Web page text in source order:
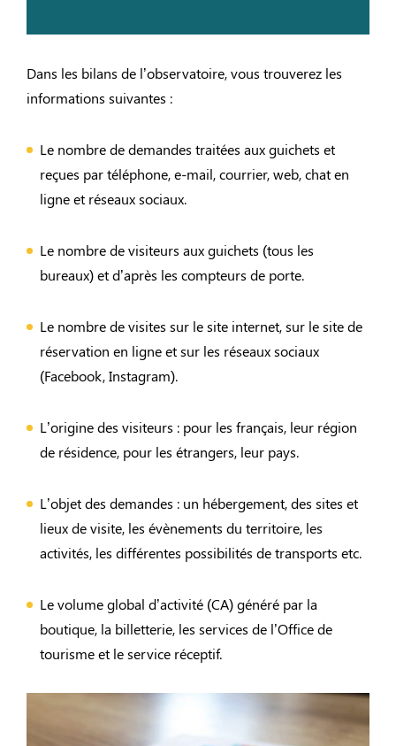
Dans les bilans de l’observatoire, vous trouverez les
informations suivantes :
Le nombre de demandes traitées aux guichets et
reçues par téléphone, e-mail, courrier, web, chat en
ligne et réseaux sociaux.
Le nombre de visiteurs aux guichets (tous les
bureaux) et d’après les compteurs de porte.
Le nombre de visites sur le site internet, sur le site de
réservation en ligne et sur les réseaux sociaux
(Facebook, Instagram).
L’origine des visiteurs : pour les français, leur région
de résidence, pour les étrangers, leur pays.
L’objet des demandes : un hébergement, des sites et
lieux de visite, les évènements du territoire, les
activités, les différentes possibilités de transports etc.
Le volume global d’activité (CA) généré par la
boutique, la billetterie, les services de l’Office de
tourisme et le service réceptif.